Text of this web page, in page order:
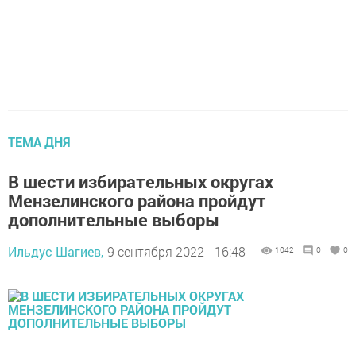
ТЕМА ДНЯ
В шести избирательных округах
Мензелинского района пройдут
дополнительные выборы
Ильдус Шагиев, 9 сентября 2022 - 16:48 1042 0 0